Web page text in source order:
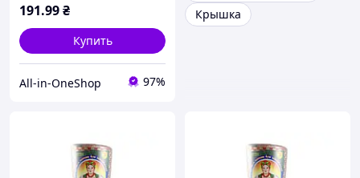
191.99₴
Купить
All-in-OneShop 97%
Крышка